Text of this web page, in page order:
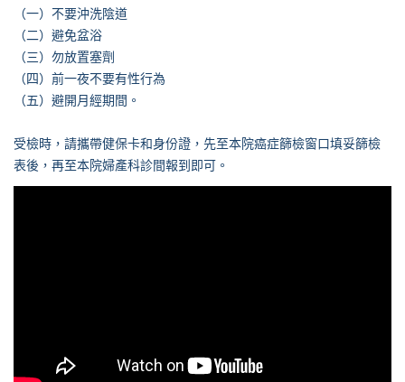
（一）不要沖洗陰道
（二）避免盆浴
（三）勿放置塞劑
（四）前一夜不要有性行為
（五）避開月經期間。
受檢時，請攜帶健保卡和身份證，先至本院癌症篩檢窗口填妥篩檢
表後，再至本院婦產科診間報到即可。